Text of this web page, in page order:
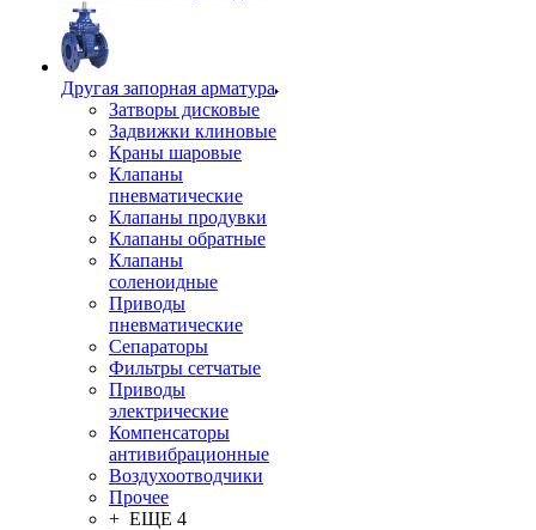
Другая запорная арматура
Затворы дисковые
Задвижки клиновые
Краны шаровые
Клапаны
пневматические
Клапаны продувки
Клапаны обратные
Клапаны
соленоидные
Приводы
пневматические
Сепараторы
Фильтры сетчатые
Приводы
электрические
Компенсаторы
антивибрационные
Воздухоотводчики
Прочее
+ ЕЩЕ 4